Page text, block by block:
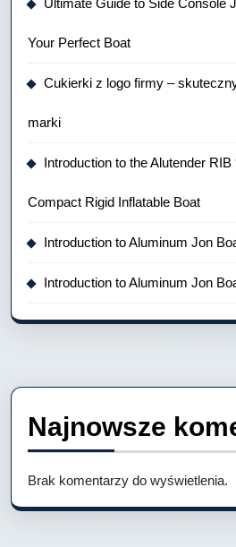
Your Perfect Boat
Cukierki z logo firmy –
marki
Introduction to the Alutender
Compact Rigid Inflatable Boat
Introduction to Aluminum Jon
Introduction to Aluminum Jon
Najnowsze
Brak komentarzy do wyświetlenia.